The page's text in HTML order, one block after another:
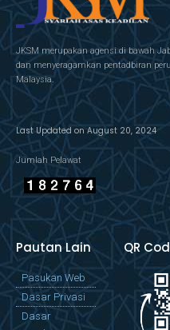
JKSM merupakan agensi di bawah
dan menyeragamkan pentadbiran
Malaysia.
Last Updated on August 20, 2024
Jumlah Pelawat
Pautan Lain
Pasukan Web
Dasar Privasi
Dasar
QR